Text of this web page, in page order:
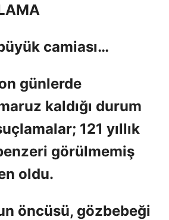
camiası…
günlerde
kaldığı durum
121 yıllık
görülmemiş
oldu.
öncüsü, gözbebeği